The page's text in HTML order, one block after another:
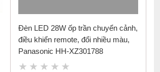
Đèn LED 28W ốp trần chuyển cảnh,
điều khiển remote, đổi nhiều màu,
Panasonic HH-XZ301788